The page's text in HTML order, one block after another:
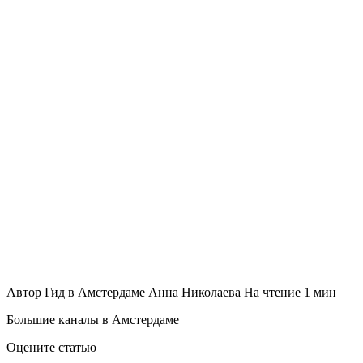
Автор Гид в Амстердаме Анна Николаева На чтение 1 мин
Большие каналы в Амстердаме
Оцените статью